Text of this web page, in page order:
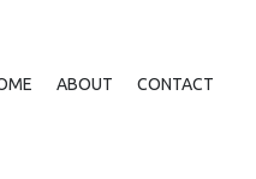
ABOUT CONTACT